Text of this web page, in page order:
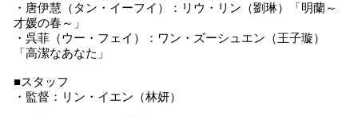
・唐伊慧（タン・イーフイ）：リウ・リン（劉琳）「明蘭～
才媛の春～」
・呉菲（ウー・フェイ）：ワン・ズーシュエン（王子璇）
「高潔なあなた」
■スタッフ
・監督：リン・イエン（林妍）